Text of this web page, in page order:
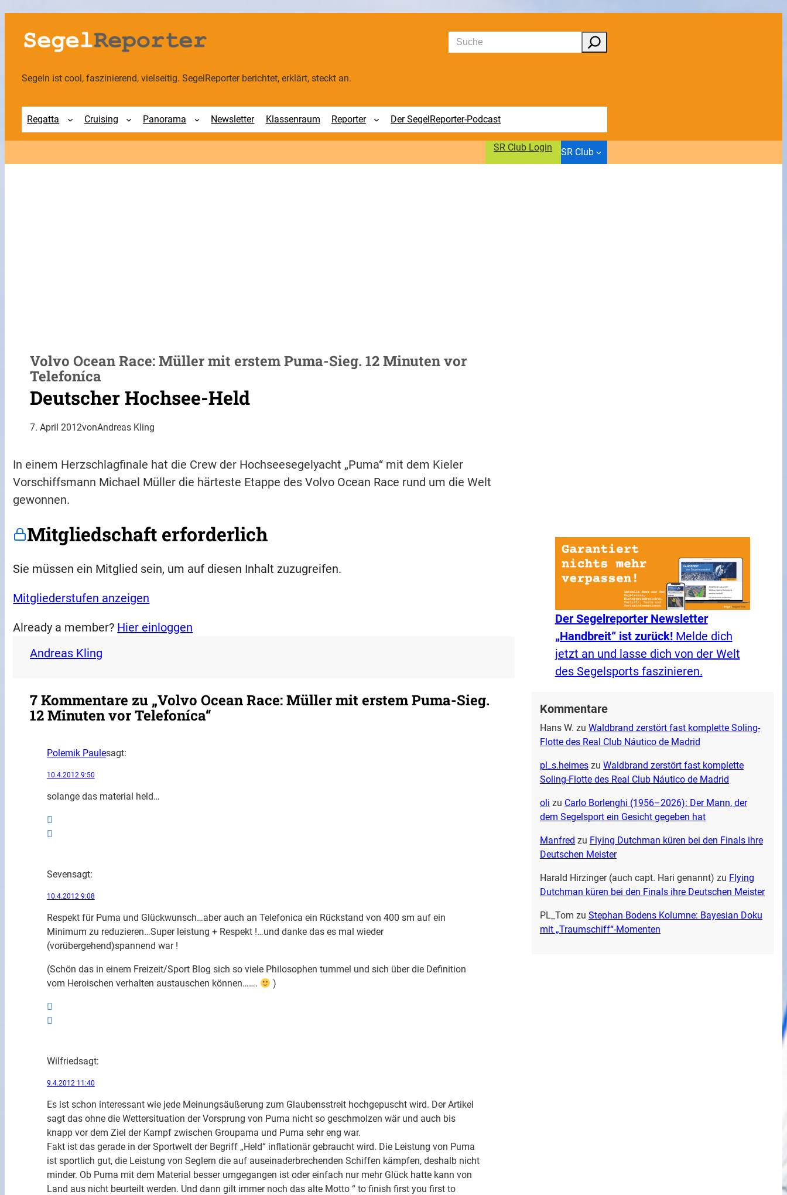
Zum
Inhalt
springen
Suchen
Segeln ist cool, faszinierend, vielseitig. SegelReporter berichtet, erklärt, steckt an.
Regatta Cruising Panorama Newsletter Klassenraum Reporter Der SegelReporter-Podcast
SR Club Login SR Club
Volvo Ocean Race: Müller mit erstem Puma-Sieg. 12 Minuten vor
Telefoníca
Deutscher Hochsee-Held
7. April 2012vonAndreas Kling
In einem Herzschlagfinale hat die Crew der Hochseesegelyacht „Puma“ mit dem Kieler
Vorschiffsmann Michael Müller die härteste Etappe des Volvo Ocean Race rund um die Welt
gewonnen.
Mitgliedschaft erforderlich
Sie müssen ein Mitglied sein, um auf diesen Inhalt zuzugreifen.
Mitgliederstufen anzeigen
Already a member? Hier einloggen
Andreas Kling
7 Kommentare zu „Volvo Ocean Race: Müller mit erstem Puma-Sieg.
12 Minuten vor Telefoníca“
Polemik Paulesagt:
10.4.2012 9:50
solange das material held…
Sevensagt:
10.4.2012 9:08
Respekt für Puma und Glückwunsch…aber auch an Telefonica ein Rückstand von 400 sm auf ein
Minimum zu reduzieren…Super leistung + Respekt !…und danke das es mal wieder
(vorübergehend)spannend war !
(Schön das in einem Freizeit/Sport Blog sich so viele Philosophen tummel und sich über die Definition
vom Heroischen verhalten austauschen können…….
)
Wilfriedsagt:
9.4.2012 11:40
Es ist schon interessant wie jede Meinungsäußerung zum Glaubensstreit hochgepuscht wird. Der Artikel
sagt das ohne die Wettersituation der Vorsprung von Puma nicht so geschmolzen wär und auch bis
knapp vor dem Ziel der Kampf zwischen Groupama und Puma sehr eng war.
Fakt ist das gerade in der Sportwelt der Begriff „Held“ inflationär gebraucht wird. Die Leistung von Puma
ist sportlich gut, die Leistung von Seglern die auf auseinaderbrechenden Schiffen kämpfen, deshalb nicht
minder. Ob Puma mit dem Material besser umgegangen ist oder einfach nur mehr Glück hatte kann von
Land aus nicht beurteilt werden. Und dann gilt immer noch das alte Motto “ to finish first you first to
Der Segelreporter Newsletter
„Handbreit“ ist zurück!Melde dich
jetzt an und lasse dich von der Welt
des Segelsports faszinieren.
Kommentare
Hans W. zu Waldbrand zerstört fast komplette Soling-
Flotte des Real Club Náutico de Madrid
pl_s.heimeszu Waldbrand zerstört fast komplette
Soling-Flotte des Real Club Náutico de Madrid
oli zu Carlo Borlenghi (1956–2026): Der Mann, der
dem Segelsport ein Gesicht gegeben hat
Manfred zu Flying Dutchman küren bei den Finals ihre
Deutschen Meister
Harald Hirzinger (auch capt. Hari genannt) zu Flying
Dutchman küren bei den Finals ihre Deutschen Meister
PL_Tom zu Stephan Bodens Kolumne: Bayesian Doku
mit „Traumschiff“-Momenten